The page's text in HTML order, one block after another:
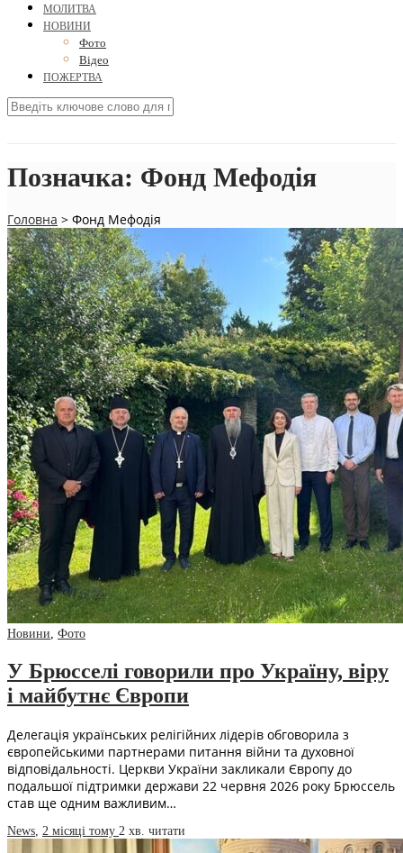
МОЛИТВА
НОВИНИ
Фото
Відео
ПОЖЕРТВА
Позначка: Фонд Мефодія
Головна > Фонд Мефодія
Новини, Фото
У Брюсселі говорили про Україну, віру
і майбутнє Європи
Делегація українських релігійних лідерів обговорила з
європейськими партнерами питання війни та духовної
відповідальності. Церкви України закликали Європу до
подальшої підтримки держави 22 червня 2026 року Брюссель
став ще одним важливим…
News, 2 місяці тому 2 хв. читати